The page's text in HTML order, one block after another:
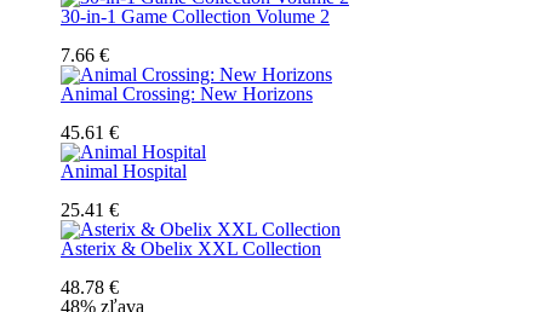
30-in-1 Game Collection Volume 2
7.66 €
Animal Crossing: New Horizons
45.61 €
Animal Hospital
25.41 €
Asterix & Obelix XXL Collection
48.78 €
48% zľava